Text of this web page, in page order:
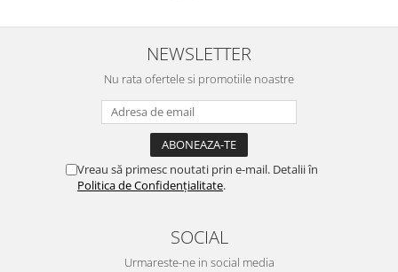
NEWSLETTER
Nu rata ofertele si promotiile noastre
Vreau să primesc noutati prin e-mail. Detalii în
Politica de Confidențialitate.
SOCIAL
Urmareste-ne in social media